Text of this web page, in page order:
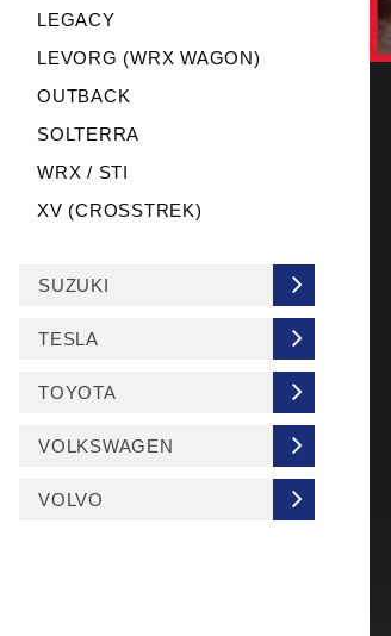
LEGACY
LEVORG (WRX WAGON)
OUTBACK
SOLTERRA
WRX / STI
XV (CROSSTREK)
SUZUKI
TESLA
TOYOTA
VOLKSWAGEN
VOLVO